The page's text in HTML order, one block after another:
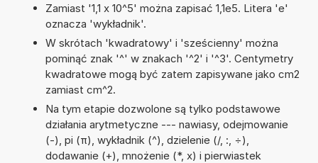
Zamiast '1,1 x 10^5' można zapisać 1,1e5. Litera 'e'
oznacza 'wykładnik'.
W skrótach 'kwadratowy' i 'sześcienny' można
pominąć znak '^' w znakach '^2' i '^3'. Centymetry
kwadratowe mogą być zatem zapisywane jako cm2
zamiast cm^2.
Na tym etapie dozwolone są tylko podstawowe
działania arytmetyczne --- nawiasy, odejmowanie
(-), pi (π), wykładnik (^), dzielenie (/, :, ÷),
dodawanie (+), mnożenie (*, x) i pierwiastek